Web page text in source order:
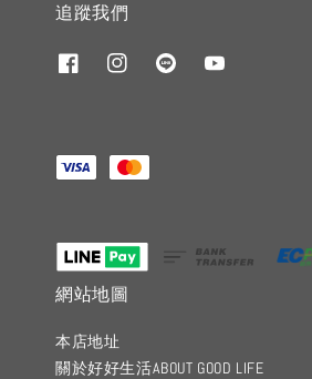
追蹤我們
網站地圖
本店地址
關於好好生活ABOUT GOOD LIFE